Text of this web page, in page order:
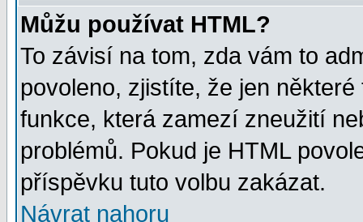
Můžu používat HTML?
To závisí na tom, zda vám to
povoleno, zjistíte, že jen
funkce, která zamezí zneužití
problémů. Pokud je HTML
příspěvku tuto volbu zakázat.
Návrat nahoru